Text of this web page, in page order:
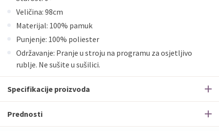
Veličina: 98cm
Materijal: 100% pamuk
Punjenje: 100% poliester
Održavanje: Pranje u stroju na programu za osjetljivo
rublje. Ne sušite u sušilici.
Specifikacije proizvoda
Prednosti